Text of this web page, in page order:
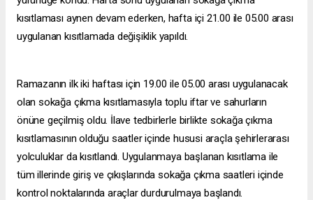
kısıtlaması aynen devam ederken, hafta içi 21.00 ile 05.00 arası
uygulanan kısıtlamada değişiklik yapıldı.
Ramazanın ilk iki haftası için 19.00 ile 05.00 arası uygulanacak
olan sokağa çıkma kısıtlamasıyla toplu iftar ve sahurların
önüne geçilmiş oldu. İlave tedbirlerle birlikte sokağa çıkma
kısıtlamasının olduğu saatler içinde hususi araçla şehirlerarası
yolculuklar da kısıtlandı. Uygulanmaya başlanan kısıtlama ile
tüm illerinde giriş ve çıkışlarında sokağa çıkma saatleri içinde
kontrol noktalarında araçlar durdurulmaya başlandı.